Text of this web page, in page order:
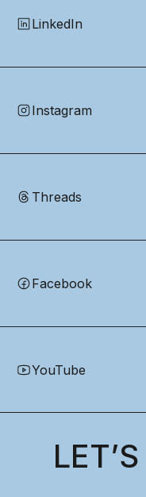
LinkedIn
Instagram
Threads
Facebook
YouTube